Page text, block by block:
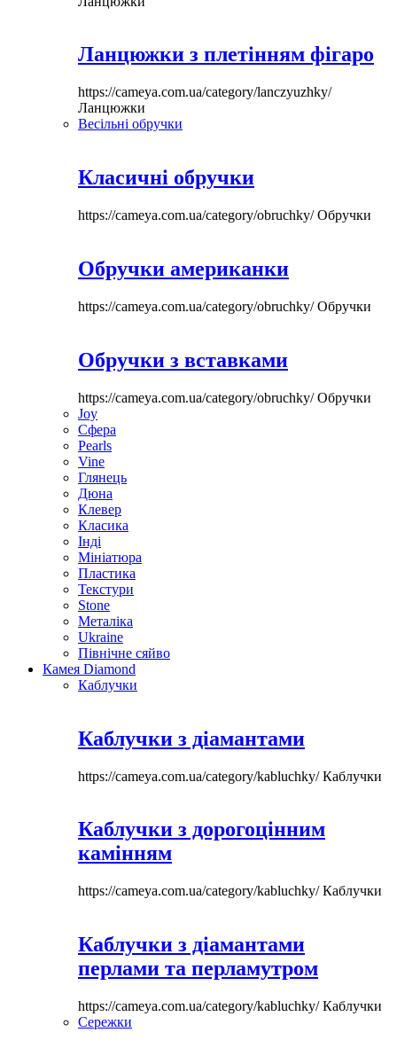
Ланцюжки з плетінням фігаро
https://cameya.com.ua/category/lanczyuzhky/
Ланцюжки
Весільні обручки
Класичні обручки
https://cameya.com.ua/category/obruchky/Обручки
Обручки американки
https://cameya.com.ua/category/obruchky/Обручки
Обручки з вставками
https://cameya.com.ua/category/obruchky/Обручки
Joy
Сфера
Pearls
Vine
Глянець
Дюна
Клевер
Класика
Інді
Мініатюра
Пластика
Текстури
Stone
Металіка
Ukraine
Північне сяйво
Камея Diamond
Каблучки
Каблучки з діамантами
https://cameya.com.ua/category/kabluchky/Каблучки
Каблучки з дорогоцінним
камінням
https://cameya.com.ua/category/kabluchky/Каблучки
Каблучки з діамантами
перлами та перламутром
https://cameya.com.ua/category/kabluchky/Каблучки
Сережки